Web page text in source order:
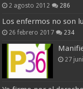
2 agosto 2012 286
Los enfermos no son
26 febrero 2017 234
27